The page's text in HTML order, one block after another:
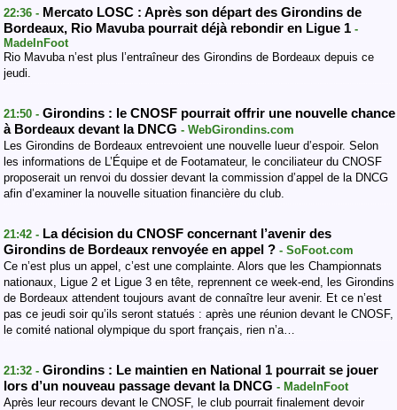
22:36 - Mercato LOSC : Après son départ des Girondins de
Bordeaux, Rio Mavuba pourrait déjà rebondir en Ligue 1 -
MadeInFoot
Rio Mavuba n’est plus l’entraîneur des Girondins de Bordeaux depuis ce
jeudi.
21:50 - Girondins : le CNOSF pourrait offrir une nouvelle chance
à Bordeaux devant la DNCG - WebGirondins.com
Les Girondins de Bordeaux entrevoient une nouvelle lueur d’espoir. Selon
les informations de L’Équipe et de Footamateur, le conciliateur du CNOSF
proposerait un renvoi du dossier devant la commission d’appel de la DNCG
afin d’examiner la nouvelle situation financière du club.
21:42 - La décision du CNOSF concernant l’avenir des
Girondins de Bordeaux renvoyée en appel ? - SoFoot.com
Ce n’est plus un appel, c’est une complainte. Alors que les Championnats
nationaux, Ligue 2 et Ligue 3 en tête, reprennent ce week-end, les Girondins
de Bordeaux attendent toujours avant de connaître leur avenir. Et ce n’est
pas ce jeudi soir qu’ils seront statués : après une réunion devant le CNOSF,
le comité national olympique du sport français, rien n’a…
21:32 - Girondins : Le maintien en National 1 pourrait se jouer
lors d’un nouveau passage devant la DNCG - MadeInFoot
Après leur recours devant le CNOSF, le club pourrait finalement devoir